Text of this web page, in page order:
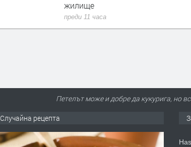
Петелът може и добре да кукурига, но
Случайна рецепта